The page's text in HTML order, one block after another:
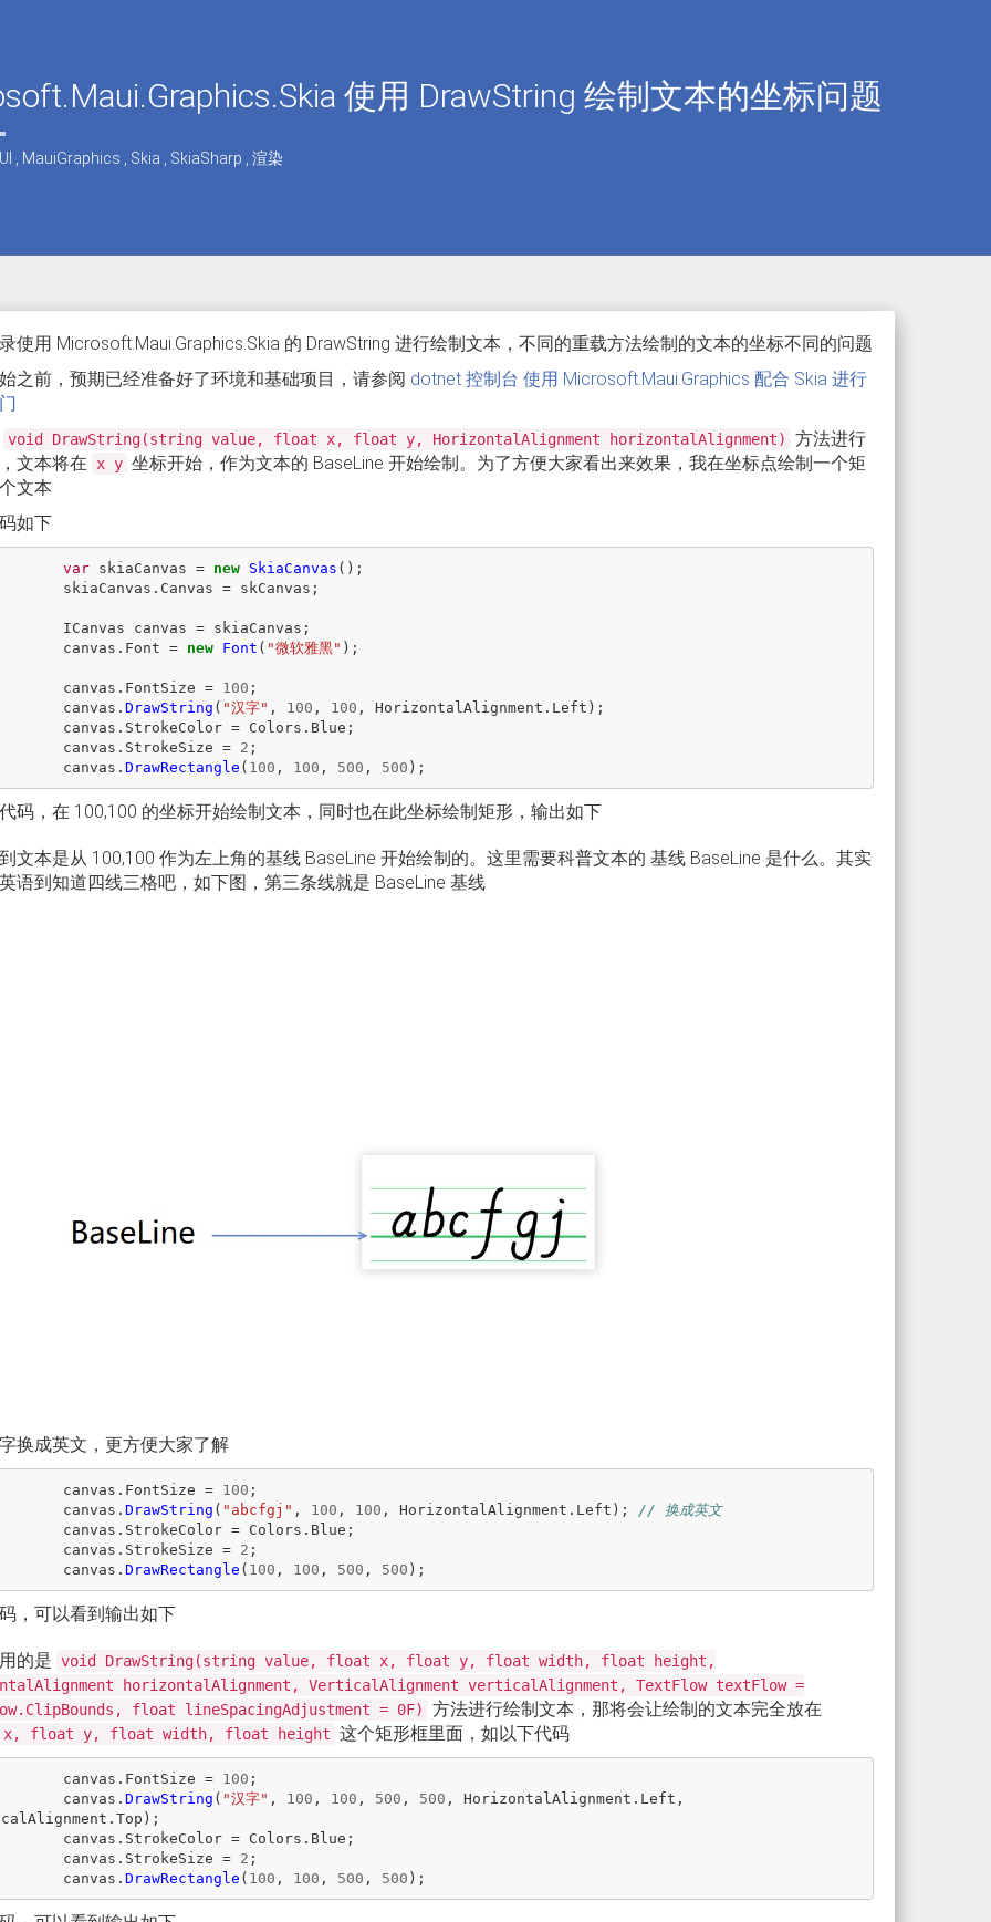
使用 DrawString 绘制文本的坐标问题
MauiGraphics Skia SkiaSharp 渲染
使用 Microsoft.Maui.Graphics.Skia 的 DrawString 进行绘制文本，不同的重载方法绘制的文本的坐标不同的问题
之前，预期已经准备好了环境和基础项目，请参阅 dotnet 控制台 使用 Microsoft.Maui.Graphics 配合 Skia 进行
void DrawString(string value, float x, float y, HorizontalAlignment horizontalAlignment)
方法进行
文本将在
x y 坐标开始，作为文本的 BaseLine 开始绘制。为了方便大家看出来效果，我在坐标点绘制一个矩
文本
如下
var skiaCanvas = new SkiaCanvas ();
skiaCanvas . Canvas = skCanvas ;
ICanvas canvas = skiaCanvas ;
canvas . Font = new Font ( "微软雅黑" );
canvas . FontSize = 100 ;
canvas . DrawString ( "汉字" , 100 , 100 , HorizontalAlignment . Left );
canvas . StrokeColor = Colors . Blue ;
canvas . StrokeSize = 2 ;
canvas . DrawRectangle ( 100 , 100 , 500 , 500 );
码，在 100,100 的坐标开始绘制文本，同时也在此坐标绘制矩形，输出如下
文本是从 100,100 作为左上角的基线 BaseLine 开始绘制的。这里需要科普文本的 基线 BaseLine 是什么。其实
语到知道四线三格吧，如下图，第三条线就是 BaseLine 基线
换成英文，更方便大家了解
canvas . FontSize = 100 ;
canvas . DrawString ( "abcfgj" , 100 , 100 , HorizontalAlignment . Left );
// 换成英文
canvas . StrokeColor = Colors . Blue ;
canvas . StrokeSize = 2 ;
canvas . DrawRectangle ( 100 , 100 , 500 , 500 );
，可以看到输出如下
的是 void DrawString(string value, float x, float y, float width, float height,
horizontalAlignment, VerticalAlignment verticalAlignment, TextFlow textFlow =
float lineSpacingAdjustment = 0F)
方法进行绘制文本，那将会让绘制的文本完全放在
float y, float width, float height 这个矩形框里面，如以下代码
canvas . FontSize = 100 ;
canvas . DrawString ( "汉字" , 100 , 100 , 500 , 500 , HorizontalAlignment . Left ,
. Top );
canvas . StrokeColor = Colors . Blue ;
canvas . StrokeSize = 2 ;
canvas . DrawRectangle ( 100 , 100 , 500 , 500 );